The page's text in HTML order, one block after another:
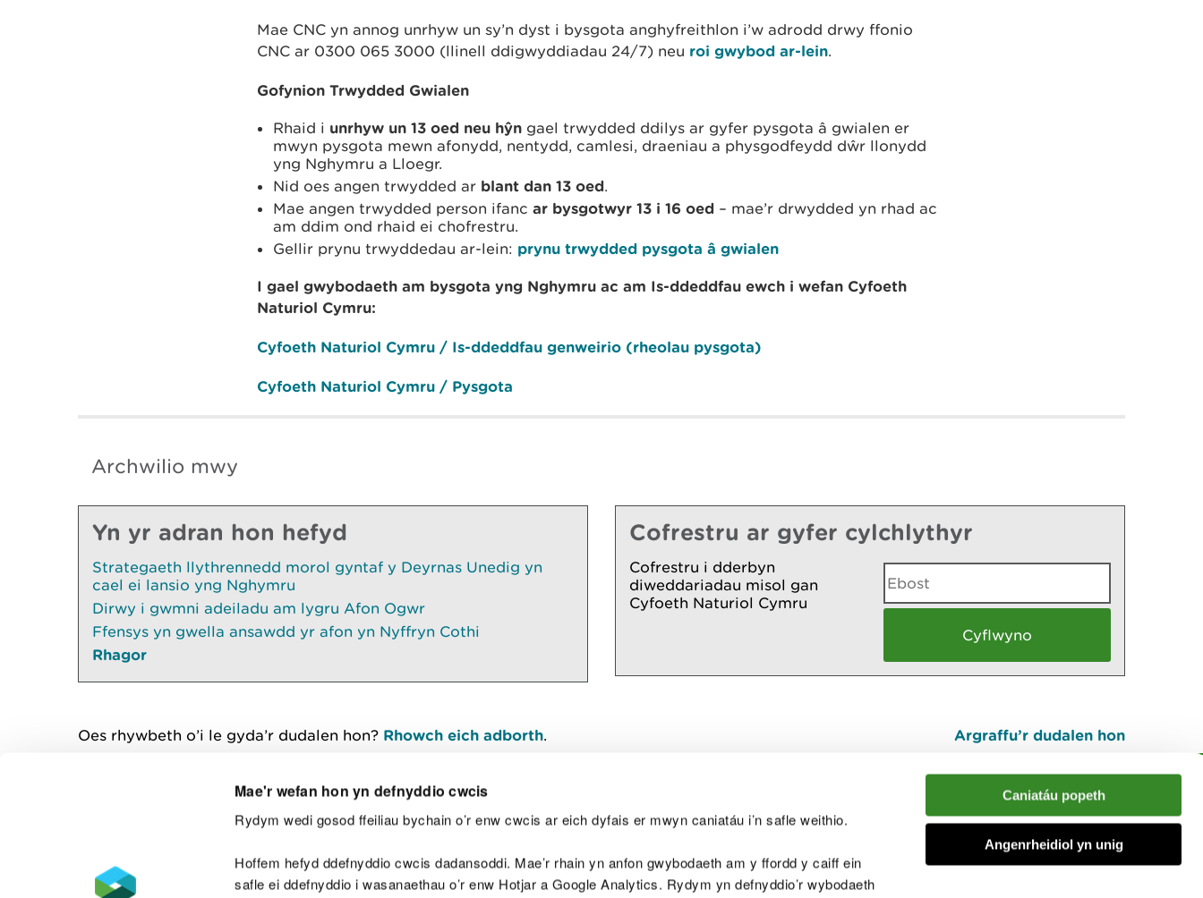
Mae'r wefan hon yn defnyddio cwcis
Rydym wedi gosod ffeiliau bychain o’r enw cwcis ar eich dyfais er mwyn caniatáu i’n safle weithio.
Hoffem hefyd ddefnyddio cwcis dadansoddi. Mae’r rhain yn anfon gwybodaeth am y ffordd y caiff ein
safle ei ddefnyddio i wasanaethau o’r enw Hotjar a Google Analytics. Rydym yn defnyddio’r wybodaeth
Caniatáu popeth
Angenrheidiol yn unig
Mae CNC yn annog unrhyw un sy’n dyst i bysgota anghyfreithlon i’w adrodd drwy ffonio
CNC ar 0300 065 3000 (llinell ddigwyddiadau 24/7) neu roi gwybod ar-lein.
Gofynion Trwydded Gwialen
Rhaid i unrhyw un 13 oed neu hŷn gael trwydded ddilys ar gyfer pysgota â gwialen er
mwyn pysgota mewn afonydd, nentydd, camlesi, draeniau a physgodfeydd dŵr llonydd
yng Nghymru a Lloegr.
Nid oes angen trwydded ar blant dan 13 oed.
Mae angen trwydded person ifanc ar bysgotwyr 13 i 16 oed – mae’r drwydded yn rhad ac
am ddim ond rhaid ei chofrestru.
Gellir prynu trwyddedau ar-lein: prynu trwydded pysgota â gwialen
I gael gwybodaeth am bysgota yng Nghymru ac am Is-ddeddfau ewch i wefan Cyfoeth
Naturiol Cymru:
Cyfoeth Naturiol Cymru / Is-ddeddfau genweirio (rheolau pysgota)
Cyfoeth Naturiol Cymru / Pysgota
Archwilio mwy
Yn yr adran hon hefyd
Strategaeth llythrennedd morol gyntaf y Deyrnas Unedig yn
cael ei lansio yng Nghymru
Dirwy i gwmni adeiladu am lygru Afon Ogwr
Ffensys yn gwella ansawdd yr afon yn Nyffryn Cothi
Rhagor
Cofrestru ar gyfer cylchlythyr
Cofrestru i dderbyn
diweddariadau misol gan
Cyfoeth Naturiol Cymru
Oes rhywbeth o’i le gyda’r dudalen hon? Rhowch eich adborth. Argraffu’r dudalen hon
I fyny